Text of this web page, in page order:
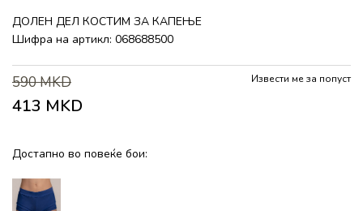
ДОЛЕН ДЕЛ КОСТИМ ЗА КАПЕЊЕ
Шифра на артикл: 068688500
590MKD
413 MKD
Извести ме за попуст
Достапно во повеќе бои: